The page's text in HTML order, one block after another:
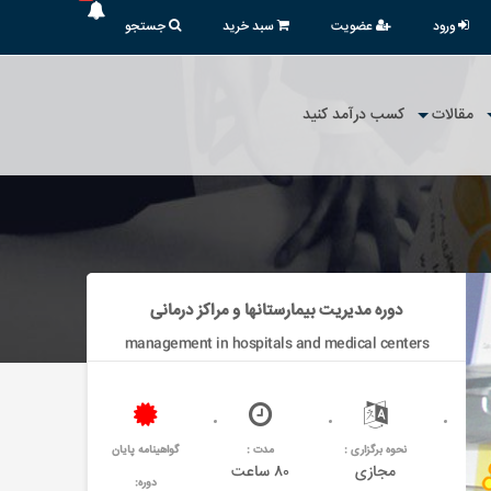
ورود عضویت سبد خرید جستجو
مقالات کسب درآمد کنید
دوره مدیریت بیمارستانها و مراکز درمانی
management in hospitals and medical centers
نحوه برگزاری :
مجازی
مدت :
۸۰ ساعت
گواهینامه پایان
دوره: